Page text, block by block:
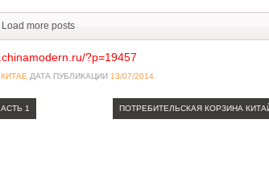
Load more posts
?p=19457
ДАТА ПУБЛИКАЦИИ 13/07/2014
1 ПОТРЕБИТЕЛЬСКАЯ КОРЗИНА